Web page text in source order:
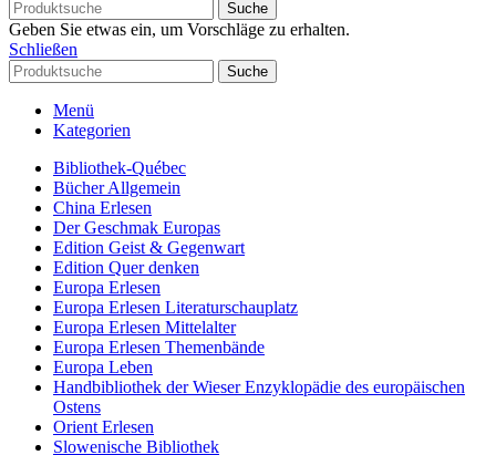
Suche
Geben Sie etwas ein, um Vorschläge zu erhalten.
Schließen
Suche
Menü
Kategorien
Bibliothek-Québec
Bücher Allgemein
China Erlesen
Der Geschmak Europas
Edition Geist & Gegenwart
Edition Quer denken
Europa Erlesen
Europa Erlesen Literaturschauplatz
Europa Erlesen Mittelalter
Europa Erlesen Themenbände
Europa Leben
Handbibliothek der Wieser Enzyklopädie des europäischen
Ostens
Orient Erlesen
Slowenische Bibliothek